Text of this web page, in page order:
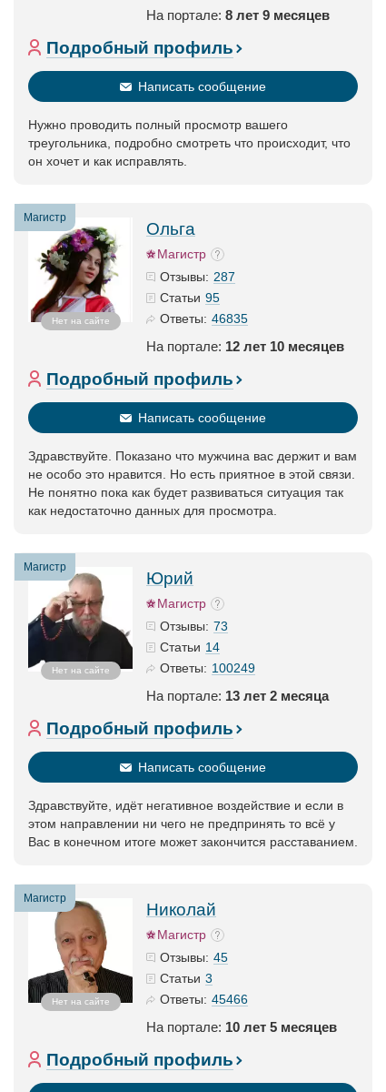
На портале: 8 лет 9 месяцев
Подробный профиль
Написать сообщение
Нужно проводить полный просмотр вашего
треугольника, подробно смотреть что происходит, что
он хочет и как исправлять.
Магистр
Нет на сайте
Ольга
Магистр
Отзывы: 287
Статьи 95
Ответы: 46835
На портале: 12 лет 10 месяцев
Подробный профиль
Написать сообщение
Здравствуйте. Показано что мужчина вас держит и вам
не особо это нравится. Но есть приятное в этой связи.
Не понятно пока как будет развиваться ситуация так
как недостаточно данных для просмотра.
Магистр
Нет на сайте
Юрий
Магистр
Отзывы: 73
Статьи 14
Ответы: 100249
На портале: 13 лет 2 месяца
Подробный профиль
Написать сообщение
Здравствуйте, идёт негативное воздействие и если в
этом направлении ни чего не предпринять то всё у
Вас в конечном итоге может закончится расставанием.
Магистр
Нет на сайте
Николай
Магистр
Отзывы: 45
Статьи 3
Ответы: 45466
На портале: 10 лет 5 месяцев
Подробный профиль